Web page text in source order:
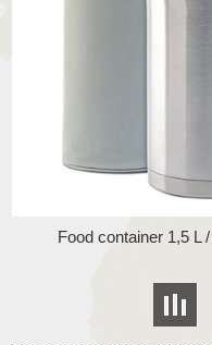
Food container 1,5 L